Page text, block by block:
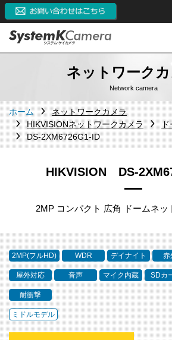
ネットワークカ
Network camera
ホーム
ネットワークカメラ
HIKVISIONネットワークカメラ
ド
DS-2XM6726G1-ID
HIKVISION DS-
2MP コンパクト 広角 ドームネッ
2MP(フルHD) WDR デイナイト 赤
屋外対応 音声 マイク内蔵 SDカ
耐衝撃
ミドルモデル